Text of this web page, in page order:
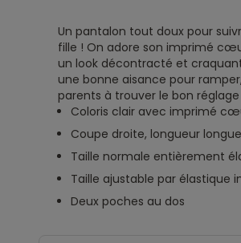
Un pantalon tout doux pour
fille ! On adore son imprimé
un look décontracté et
une bonne aisance pour
parents à trouver le bon
Coloris clair avec imprimé
Coupe droite, longueur longue
Taille normale entièrement
Taille ajustable par élastique
Deux poches au dos